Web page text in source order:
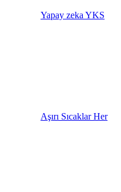
Yapay zeka YKS
Aşırı Sıcaklar Her